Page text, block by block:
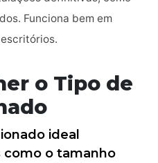
Funciona bem em
o Tipo de
ideal
o tamanho